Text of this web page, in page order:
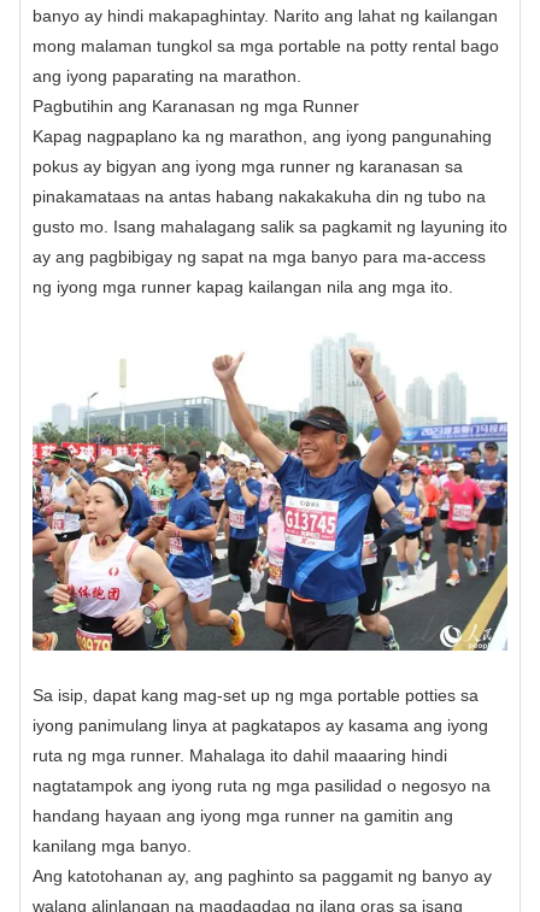
banyo ay hindi makapaghintay. Narito ang lahat ng kailangan
mong malaman tungkol sa mga portable na potty rental bago
ang iyong paparating na marathon.
Pagbutihin ang Karanasan ng mga Runner
Kapag nagpaplano ka ng marathon, ang iyong pangunahing
pokus ay bigyan ang iyong mga runner ng karanasan sa
pinakamataas na antas habang nakakakuha din ng tubo na
gusto mo. Isang mahalagang salik sa pagkamit ng layuning ito
ay ang pagbibigay ng sapat na mga banyo para ma-access
ng iyong mga runner kapag kailangan nila ang mga ito.
Sa isip, dapat kang mag-set up ng mga portable potties sa
iyong panimulang linya at pagkatapos ay kasama ang iyong
ruta ng mga runner. Mahalaga ito dahil maaaring hindi
nagtatampok ang iyong ruta ng mga pasilidad o negosyo na
handang hayaan ang iyong mga runner na gamitin ang
kanilang mga banyo.
Ang katotohanan ay, ang paghinto sa paggamit ng banyo ay
walang alinlangan na magdagdag ng ilang oras sa isang